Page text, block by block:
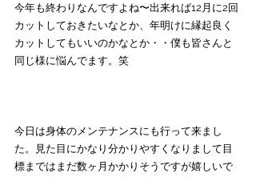
今年も終わりなんですよね〜出来れば12月に2回
カットしておきたいなとか、年明けに縁起良く
カットしてもいいのかなとか・・僕も皆さんと
同じ様に悩んでます。笑
今日は身体のメンテナンスにも行って来まし
た。見た目にかなり分かりやすくなりまして目
標まではまだ数ヶ月かかりそうですが嬉しいで